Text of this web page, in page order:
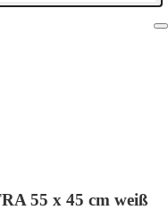
55 x 45 cm weiß